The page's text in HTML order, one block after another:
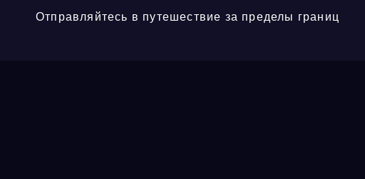
Отправляйтесь в путешествие за пределы границ